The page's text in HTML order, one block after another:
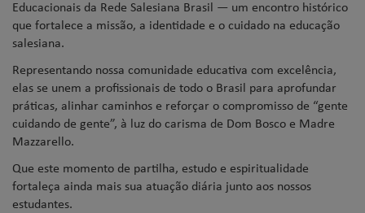
Educacionais da Rede Salesiana Brasil — um encontro histórico
que fortalece a missão, a identidade e o cuidado na educação
salesiana.
Representando nossa comunidade educativa com excelência,
elas se unem a profissionais de todo o Brasil para aprofundar
práticas, alinhar caminhos e reforçar o compromisso de “gente
cuidando de gente”, à luz do carisma de Dom Bosco e Madre
Mazzarello.
Que este momento de partilha, estudo e espiritualidade
fortaleça ainda mais sua atuação diária junto aos nossos
estudantes.